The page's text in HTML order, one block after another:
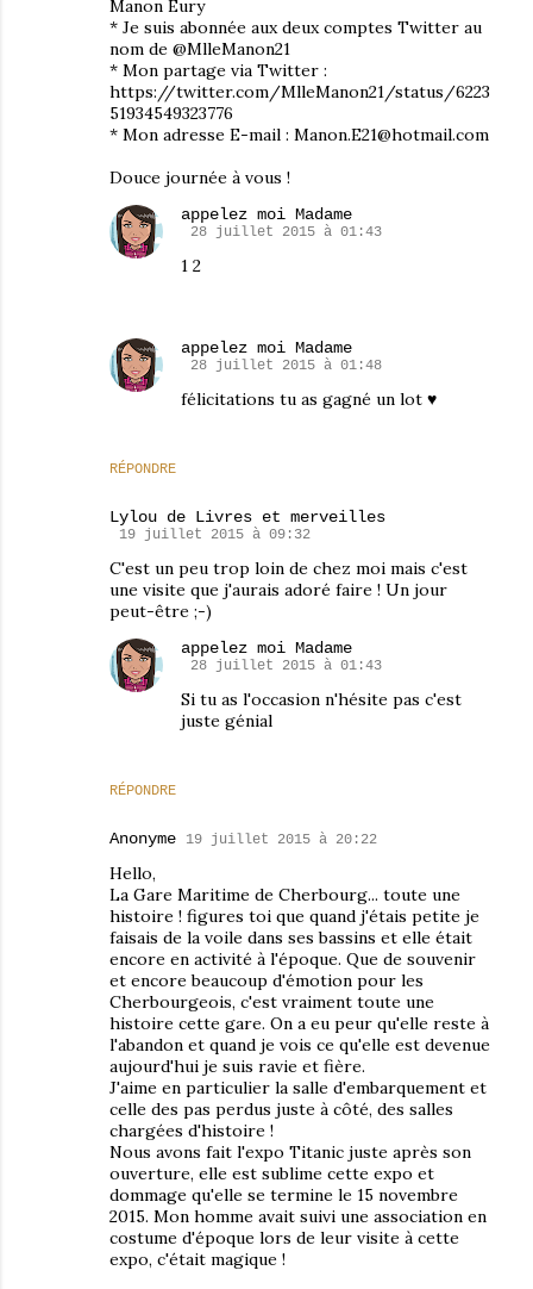
Manon Eury
* Je suis abonnée aux deux comptes Twitter au
nom de @MlleManon21
* Mon partage via Twitter :
https://twitter.com/MlleManon21/status/6223
51934549323776
* Mon adresse E-mail : Manon.E21@hotmail.com
Douce journée à vous !
RÉPONDRE
appelez moi Madame
28 juillet 2015 à 01:43
1 2
appelez moi Madame
28 juillet 2015 à 01:48
félicitations tu as gagné un lot ♥
Lylou de Livres et merveilles
19 juillet 2015 à 09:32
C'est un peu trop loin de chez moi mais c'est
une visite que j'aurais adoré faire ! Un jour
peut-être ;-)
RÉPONDRE
appelez moi Madame
28 juillet 2015 à 01:43
Si tu as l'occasion n'hésite pas c'est
juste génial
Anonyme 19 juillet 2015 à 20:22
Hello,
La Gare Maritime de Cherbourg... toute une
histoire ! figures toi que quand j'étais petite je
faisais de la voile dans ses bassins et elle était
encore en activité à l'époque. Que de souvenir
et encore beaucoup d'émotion pour les
Cherbourgeois, c'est vraiment toute une
histoire cette gare. On a eu peur qu'elle reste à
l'abandon et quand je vois ce qu'elle est devenue
aujourd'hui je suis ravie et fière.
J'aime en particulier la salle d'embarquement et
celle des pas perdus juste à côté, des salles
chargées d'histoire !
Nous avons fait l'expo Titanic juste après son
ouverture, elle est sublime cette expo et
dommage qu'elle se termine le 15 novembre
2015. Mon homme avait suivi une association en
costume d'époque lors de leur visite à cette
expo, c'était magique !